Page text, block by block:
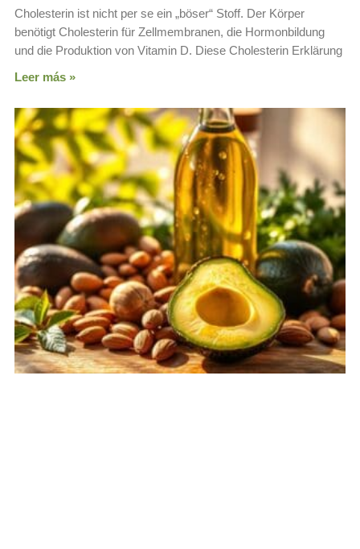
Cholesterin ist nicht per se ein „böser“ Stoff. Der Körper
benötigt Cholesterin für Zellmembranen, die Hormonbildung
und die Produktion von Vitamin D. Diese Cholesterin Erklärung
Leer más »